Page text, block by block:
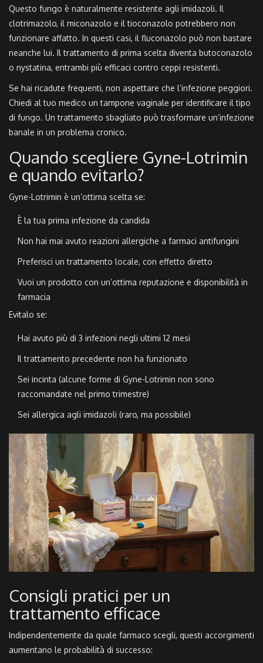
Questo fungo è naturalmente resistente agli imidazoli. Il
clotrimazolo, il miconazolo e il tioconazolo potrebbero non
funzionare affatto. In questi casi, il fluconazolo può non bastare
neanche lui. Il trattamento di prima scelta diventa butoconazolo
o nystatina, entrambi più efficaci contro ceppi resistenti.
Se hai ricadute frequenti, non aspettare che l’infezione peggiori.
Chiedi al tuo medico un tampone vaginale per identificare il tipo
di fungo. Un trattamento sbagliato può trasformare un’infezione
banale in un problema cronico.
Quando scegliere Gyne-Lotrimin
e quando evitarlo?
Gyne-Lotrimin è un’ottima scelta se:
È la tua prima infezione da candida
Non hai mai avuto reazioni allergiche a farmaci antifungini
Preferisci un trattamento locale, con effetto diretto
Vuoi un prodotto con un’ottima reputazione e disponibilità in
farmacia
Evitalo se:
Hai avuto più di 3 infezioni negli ultimi 12 mesi
Il trattamento precedente non ha funzionato
Sei incinta (alcune forme di Gyne-Lotrimin non sono
raccomandate nel primo trimestre)
Sei allergica agli imidazoli (raro, ma possibile)
Consigli pratici per un
trattamento efficace
Indipendentemente da quale farmaco scegli, questi accorgimenti
aumentano le probabilità di successo: